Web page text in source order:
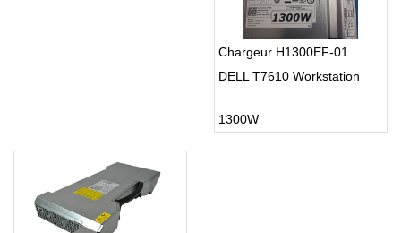
Chargeur H1300EF-01
DELL T7610 Workstation
1300W